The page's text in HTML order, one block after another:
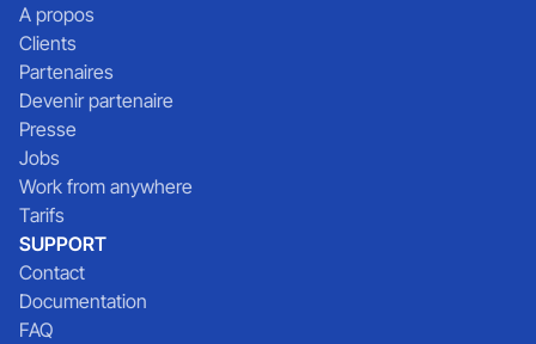
A propos
Clients
Partenaires
Devenir partenaire
Presse
Jobs
Work from anywhere
Tarifs
SUPPORT
Contact
Documentation
FAQ